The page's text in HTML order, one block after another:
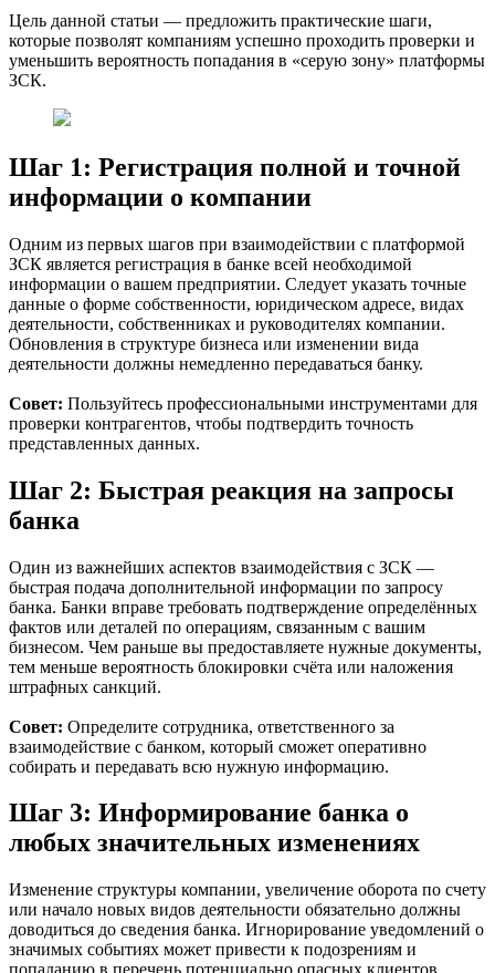
Цель данной статьи — предложить практические шаги,
которые позволят компаниям успешно проходить проверки и
уменьшить вероятность попадания в «серую зону» платформы
ЗСК.
Шаг 1: Регистрация полной и точной
информации о компании
Одним из первых шагов при взаимодействии с платформой
ЗСК является регистрация в банке всей необходимой
информации о вашем предприятии. Следует указать точные
данные о форме собственности, юридическом адресе, видах
деятельности, собственниках и руководителях компании.
Обновления в структуре бизнеса или изменении вида
деятельности должны немедленно передаваться банку.
Совет: Пользуйтесь профессиональными инструментами для
проверки контрагентов, чтобы подтвердить точность
представленных данных.
Шаг 2: Быстрая реакция на запросы
банка
Один из важнейших аспектов взаимодействия с ЗСК —
быстрая подача дополнительной информации по запросу
банка. Банки вправе требовать подтверждение определённых
фактов или деталей по операциям, связанным с вашим
бизнесом. Чем раньше вы предоставляете нужные документы,
тем меньше вероятность блокировки счёта или наложения
штрафных санкций.
Совет: Определите сотрудника, ответственного за
взаимодействие с банком, который сможет оперативно
собирать и передавать всю нужную информацию.
Шаг 3: Информирование банка о
любых значительных изменениях
Изменение структуры компании, увеличение оборота по счету
или начало новых видов деятельности обязательно должны
доводиться до сведения банка. Игнорирование уведомлений о
значимых событиях может привести к подозрениям и